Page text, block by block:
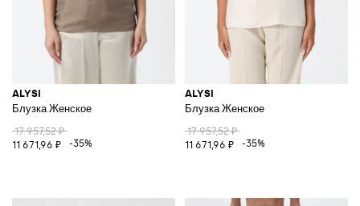
ALYSI
Блузка Женское
17 957,52 ₽
11 671,96 ₽
-35%
ALYSI
Блузка Женское
17 957,52 ₽
11 671,96 ₽
-35%